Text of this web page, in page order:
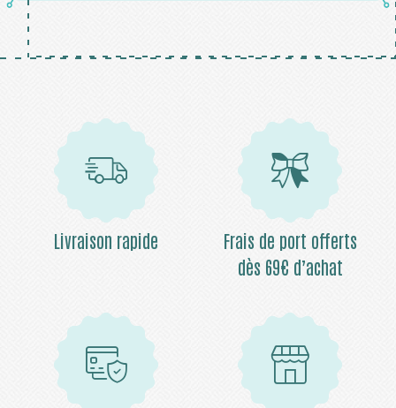
Livraison rapide
Frais de port offerts
dès 69€ d’achat